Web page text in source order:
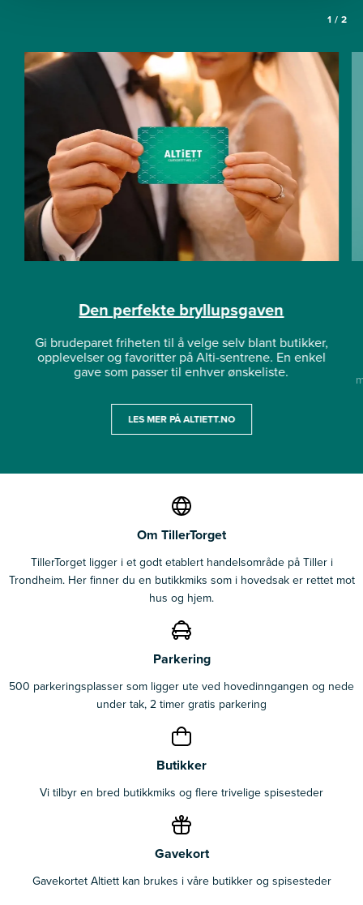
1 / 2
Den perfekte bryllupsgaven
Gi brudeparet friheten til å velge selv blant butikker,
opplevelser og favoritter på Alti-sentrene. En enkel
gave som passer til enhver ønskeliste.
LES MER PÅ ALTIETT.NO
Om TillerTorget
TillerTorget ligger i et godt etablert handelsområde på Tiller i
Trondheim. Her finner du en butikkmiks som i hovedsak er rettet mot
hus og hjem.
Parkering
500 parkeringsplasser som ligger ute ved hovedinngangen og nede
under tak, 2 timer gratis parkering
Butikker
Vi tilbyr en bred butikkmiks og flere trivelige spisesteder
Gavekort
Gavekortet Altiett kan brukes i våre butikker og spisesteder